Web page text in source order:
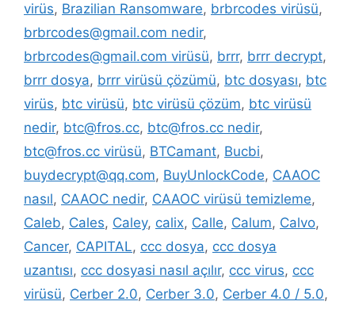
virüs, Brazilian Ransomware, brbrcodes virüsü,
brbrcodes@gmail.com nedir,
brbrcodes@gmail.com virüsü, brrr, brrr decrypt,
brrr dosya, brrr virüsü çözümü, btc dosyası, btc
virüs, btc virüsü, btc virüsü çözüm, btc virüsü
nedir, btc@fros.cc, btc@fros.cc nedir,
btc@fros.cc virüsü, BTCamant, Bucbi,
buydecrypt@qq.com, BuyUnlockCode, CAAOC
nasıl, CAAOC nedir, CAAOC virüsü temizleme,
Caleb, Cales, Caley, calix, Calle, Calum, Calvo,
Cancer, CAPITAL, ccc dosya, ccc dosya
uzantısı, ccc dosyasi nasıl açılır, ccc virus, ccc
virüsü, Cerber 2.0, Cerber 3.0, Cerber 4.0 / 5.0,